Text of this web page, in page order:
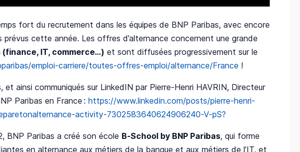
fort du recrutement dans les équipes de BNP Paribas, avec encore
prévus cette année. Les offres d’alternance concernent une grande
IT, commerce…) et sont diffusées progressivement sur le
emploi-carriere/toutes-offres-emploi/alternance/France !
ainsi communiqués sur LinkedIN par Pierre-Henri HAVRIN, Directeur
Paribas en France : https://www.linkedin.com/posts/pierre-henri-
activity-7302583640624906240-V-pS?
BNP Paribas a créé son école B-School by BNP Paribas, qui forme
en alternance aux métiers de la banque et aux métiers de l’IT, et